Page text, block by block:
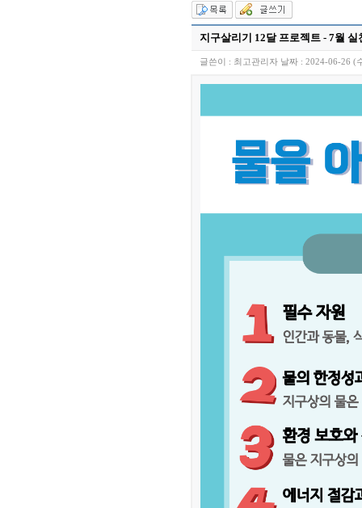
지구살리기 12달 프로젝트 - 7월 실
글쓴이 : 최고관리자 날짜 : 2024-06-26 (